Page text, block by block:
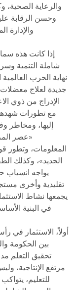
والرعاية
وحسن الرقابة
والإدارة
إذا كانت هذه
شاملة التنمية
نهاية الحرب العالمية
جديدة لعلاج معضلات
الإدراج من ذوي
مع تطورات شهدها
إليها، ومخاطر
«عصر
المعلومات، وتطور
الجديد»، وكذلك
يواجه انسياب
تقليدية وأخرى
يجمعها نشاط
في البنية
أولاً، الاستثمار
بين الحكومة
تحقيق التعلم
مرتفع الإنتاجية،
للتعليم،